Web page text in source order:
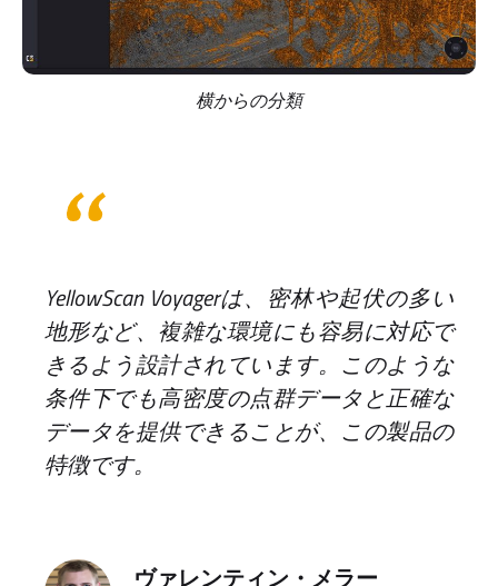
横からの分類
YellowScan Voyagerは、密林や起伏の多い
地形など、複雑な環境にも容易に対応で
きるよう設計されています。このような
条件下でも高密度の点群データと正確な
データを提供できることが、この製品の
特徴です。
ヴァレンティン・メラー